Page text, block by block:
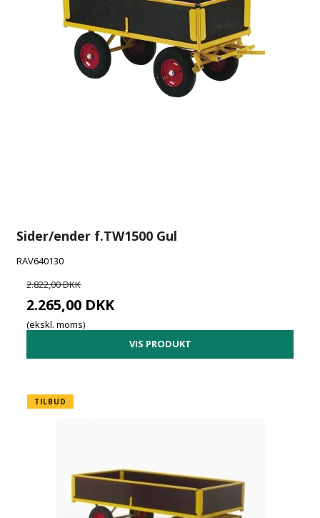
Sider/ender f.TW1500 Gul
RAV640130
2.822,00 DKK
2.265,00 DKK
(ekskl. moms)
VIS PRODUKT
TILBUD